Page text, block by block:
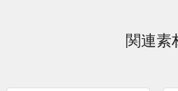
関連素